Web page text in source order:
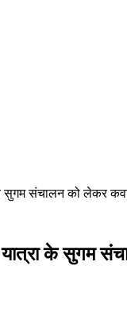
के सुगम संचालन को लेकर
यात्रा के सुगम